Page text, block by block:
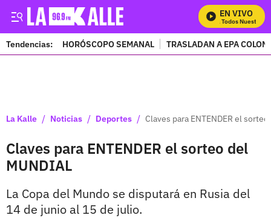
EN VIVO
Mira Todos Nuestros
Tendencias: HORÓSCOPO SEMANAL TRASLADAN A EPA
La Kalle / Noticias / Deportes / Claves para ENTENDER el
Claves para ENTENDER el sorteo del
MUNDIAL
La Copa del Mundo se disputará en Rusia del
14 de junio al 15 de julio.